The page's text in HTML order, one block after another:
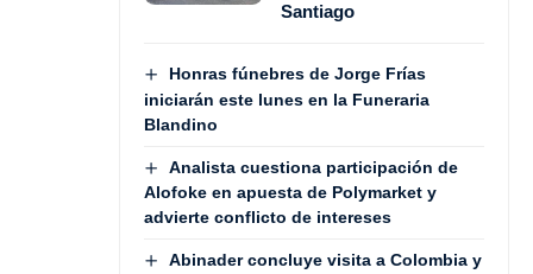
Santiago
Honras fúnebres de Jorge Frías
iniciarán este lunes en la Funeraria
Blandino
Analista cuestiona participación de
Alofoke en apuesta de Polymarket y
advierte conflicto de intereses
Abinader concluye visita a Colombia y